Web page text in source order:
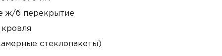
ж/б перекрытие
стеклопакеты)